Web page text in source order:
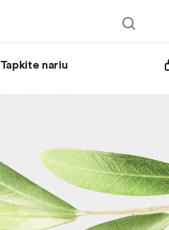
Tapkite nariu